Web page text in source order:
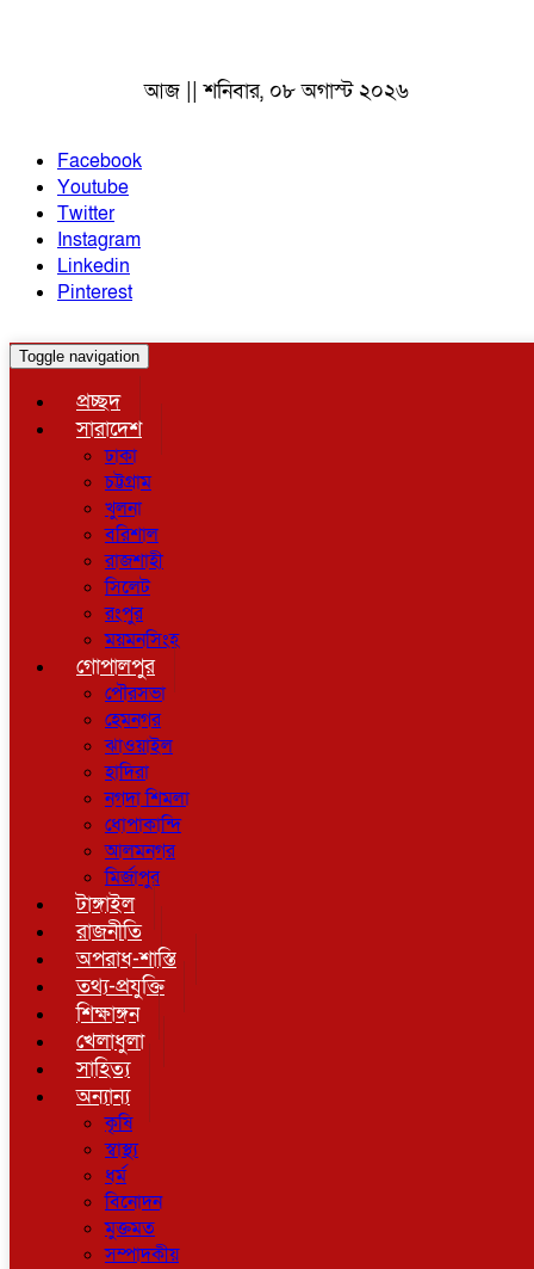
আজ || শনিবার, ০৮ অগাস্ট ২০২৬
Facebook
Youtube
Twitter
Instagram
Linkedin
Pinterest
Toggle navigation
প্রচ্ছদ
সারাদেশ
ঢাকা
চট্টগ্রাম
খুলনা
বরিশাল
রাজশাহী
সিলেট
রংপুর
ময়মনসিংহ
গোপালপুর
পৌরসভা
হেমনগর
ঝাওয়াইল
হাদিরা
নগদা শিমলা
ধোপাকান্দি
আলমনগর
মির্জাপুর
টাঙ্গাইল
রাজনীতি
অপরাধ-শাস্তি
তথ্য-প্রযুক্তি
শিক্ষাঙ্গন
খেলাধুলা
সাহিত্য
অন্যান্য
কৃষি
স্বাস্থ্য
ধর্ম
বিনোদন
মুক্তমত
সম্পাদকীয়